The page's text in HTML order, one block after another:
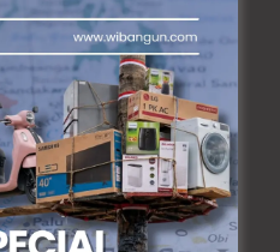
Interior
Ruang
/wibangunweb
jasa desain interior yang
ruang impian: 1. Menciptakan